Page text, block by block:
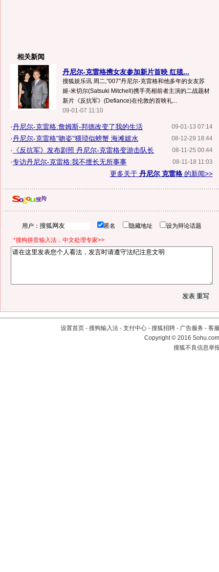
相关新闻
丹尼尔-克雷格携女友参加新片首映 红毯...
搜狐娱乐讯 周二,"007"丹尼尔-克雷格和他多年的女友苏
姬-米切尔(Satsuki Mitchell)携手亮相前者主演的二战题材
新片《反抗军》(Defiance)在伦敦的首映礼...
09-01-07 11:10
09-01-13 07:14
·丹尼尔-克雷格:詹姆斯-邦德改变了我的生活
08-12-29 18:44
·丹尼尔-克雷格"吻姿"猥琐似螃蟹 海滩嬉水
08-11-25 00:44
· 《反抗军》发布剧照 丹尼尔-克雷格变游击队长
08-11-18 11:03
·专访丹尼尔-克雷格:我不擅长无所事事
更多关于 丹尼尔 克雷格 的新闻>>
用户： 匿名 隐藏地址 设为辩论话题
*搜狗拼音输入法，中文处理专家>>
设置首页 - 搜狗输入法 - 支付中心 - 搜狐招聘 - 广告服务 - 客
Copyright©2016
搜狐不良信息举